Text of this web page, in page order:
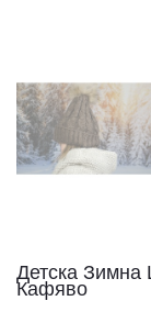
Детска Зимна
Кафяво